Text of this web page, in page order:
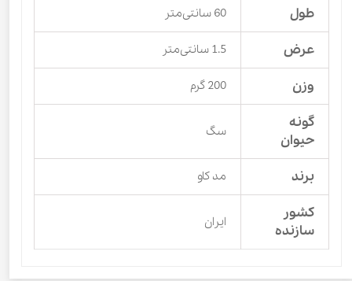
طول 60 سانتی‌متر
عرض 1.5 سانتی‌متر
وزن 200 گرم
گونه
حیوان
سگ
برند مد کاو
کشور
سازنده
ایران